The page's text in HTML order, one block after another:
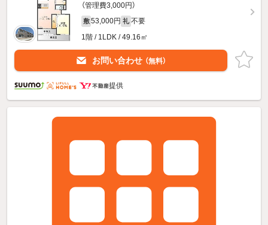
（管理費3,000円）
敷 53,000円 礼 不要
1階 / 1LDK / 49.16㎡
お問い合わせ （無料）
提供